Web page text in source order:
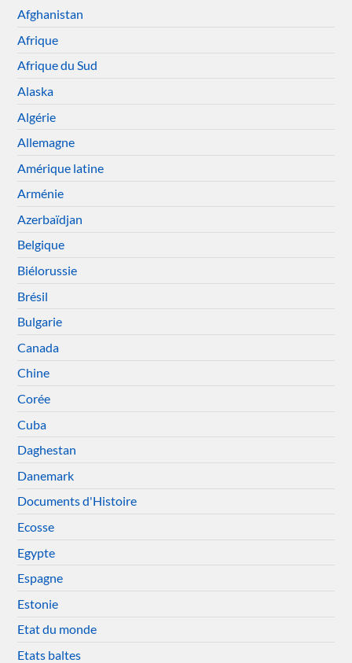
Afghanistan
Afrique
Afrique du Sud
Alaska
Algérie
Allemagne
Amérique latine
Arménie
Azerbaïdjan
Belgique
Biélorussie
Brésil
Bulgarie
Canada
Chine
Corée
Cuba
Daghestan
Danemark
Documents d'Histoire
Ecosse
Egypte
Espagne
Estonie
Etat du monde
Etats baltes